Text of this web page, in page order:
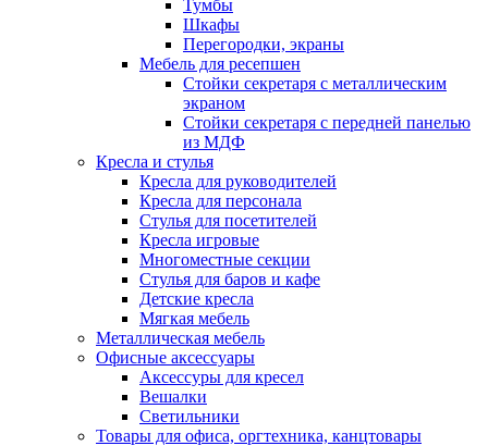
Тумбы
Шкафы
Перегородки, экраны
Мебель для ресепшен
Стойки секретаря с металлическим
экраном
Стойки секретаря с передней панелью
из МДФ
Кресла и стулья
Кресла для руководителей
Кресла для персонала
Стулья для посетителей
Кресла игровые
Многоместные секции
Стулья для баров и кафе
Детские кресла
Мягкая мебель
Металлическая мебель
Офисные аксессуары
Аксессуры для кресел
Вешалки
Светильники
Товары для офиса, оргтехника, канцтовары